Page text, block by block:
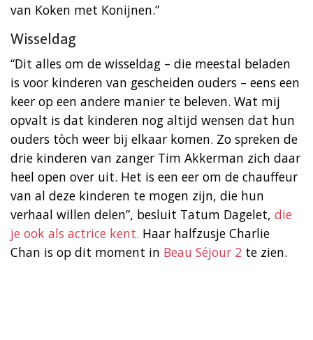
van Koken met Konijnen.”
Wisseldag
“Dit alles om de wisseldag – die meestal beladen
is voor kinderen van gescheiden ouders – eens een
keer op een andere manier te beleven. Wat mij
opvalt is dat kinderen nog altijd wensen dat hun
ouders tòch weer bij elkaar komen. Zo spreken de
drie kinderen van zanger Tim Akkerman zich daar
heel open over uit. Het is een eer om de chauffeur
van al deze kinderen te mogen zijn, die hun
verhaal willen delen”, besluit Tatum Dagelet, die
je ook als actrice kent. Haar halfzusje Charlie
Chan is op dit moment in Beau Séjour 2 te zien.